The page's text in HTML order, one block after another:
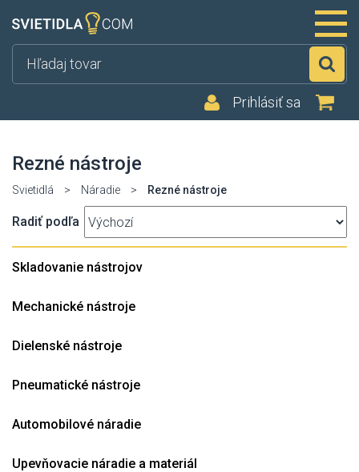
Prihlásiť sa
Rezné nástroje
Svietidlá > Náradie > Rezné nástroje
Radiť podľa
Skladovanie nástrojov
Mechanické nástroje
Dielenské nástroje
Pneumatické nástroje
Automobilové náradie
Upevňovacie náradie a materiál